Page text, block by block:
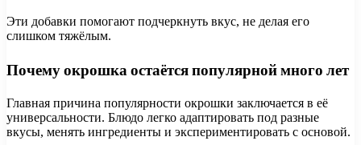
Эти добавки помогают подчеркнуть вкус, не делая его
слишком тяжёлым.
Почему окрошка остаётся популярной много лет
Главная причина популярности окрошки заключается в её
универсальности. Блюдо легко адаптировать под разные
вкусы, менять ингредиенты и экспериментировать с основой.